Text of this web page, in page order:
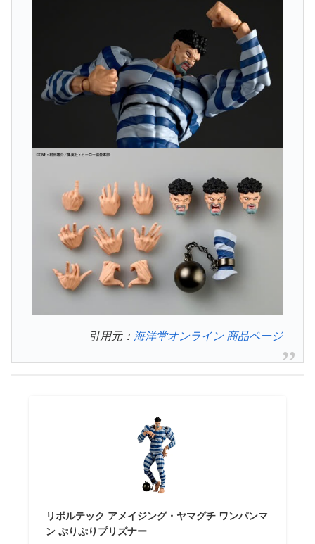
引用元： 海洋堂オンライン 商品ページ
リボルテック アメイジング・ヤマグチ ワンパンマ
ン ぷりぷりプリズナー